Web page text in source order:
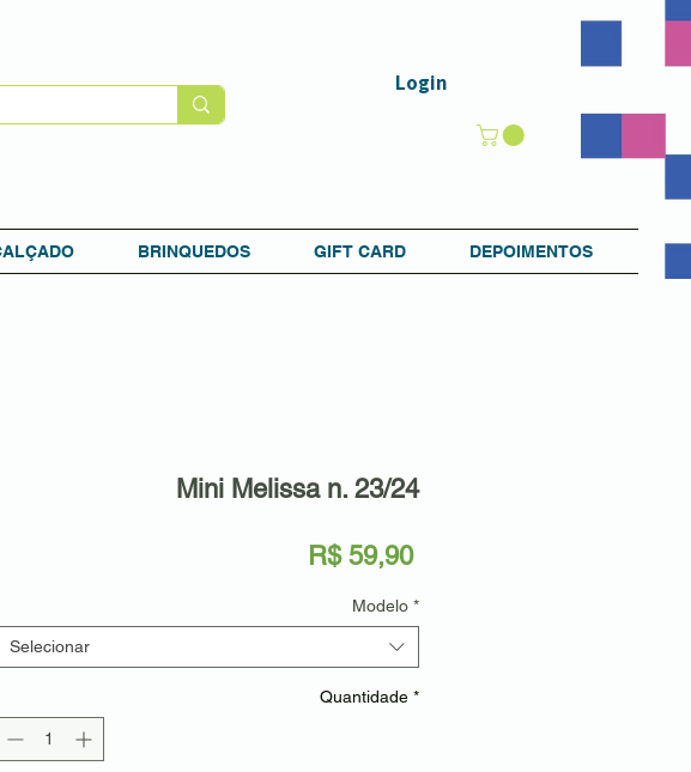
Login
BRINQUEDOS GIFT CARD DEPOIMENTOS
Mini Melissa n. 23/24
R$ 59,90Preço
Modelo *
Selecionar
Quantidade *